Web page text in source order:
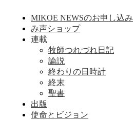
MIKOE NEWSのお申し込み
み声ショップ
連載
牧師つれづれ日記
論説
終わりの日時計
終末
聖書
出版
使命とビジョン